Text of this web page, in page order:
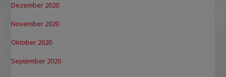
Dezember 2020
November 2020
Oktober 2020
September 2020